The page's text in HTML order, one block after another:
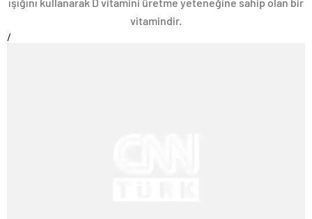
vitamindir.
/